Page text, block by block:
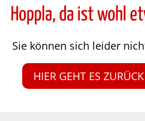
Hoppla, da ist wohl
Sie können sich leider
HIER GEHT ES